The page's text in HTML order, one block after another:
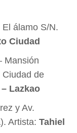
álamo S/N.
Ciudad
Mansión
Ciudad de
Lazkao
y Av.
Artista: Tahiel